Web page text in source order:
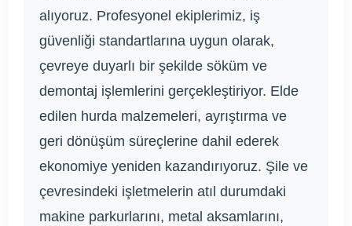
alıyoruz. Profesyonel ekiplerimiz, iş
güvenliği standartlarına uygun olarak,
çevreye duyarlı bir şekilde söküm ve
demontaj işlemlerini gerçekleştiriyor. Elde
edilen hurda malzemeleri, ayrıştırma ve
geri dönüşüm süreçlerine dahil ederek
ekonomiye yeniden kazandırıyoruz. Şile ve
çevresindeki işletmelerin atıl durumdaki
makine parkurlarını, metal aksamlarını,